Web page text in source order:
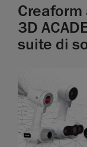
3D
suite di